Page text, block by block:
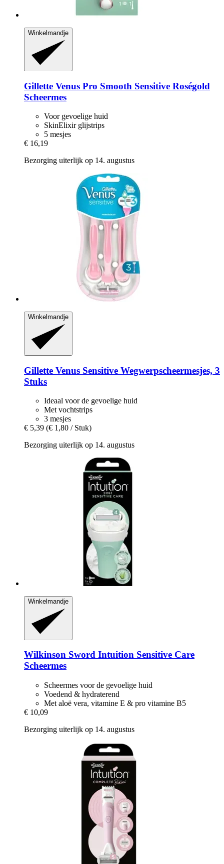
Winkelmandje
Gillette Venus Pro Smooth Sensitive Roségold
Scheermes
Voor gevoelige huid
SkinElixir glijstrips
5 mesjes
€ 16,19
Bezorging uiterlijk op 14. augustus
Winkelmandje
Gillette Venus Sensitive Wegwerpscheermesjes, 3
Stuks
Ideaal voor de gevoelige huid
Met vochtstrips
3 mesjes
€ 5,39 (€ 1,80 / Stuk)
Bezorging uiterlijk op 14. augustus
Winkelmandje
Wilkinson Sword Intuition Sensitive Care
Scheermes
Scheermes voor de gevoelige huid
Voedend & hydraterend
Met aloë vera, vitamine E & pro vitamine B5
€ 10,09
Bezorging uiterlijk op 14. augustus